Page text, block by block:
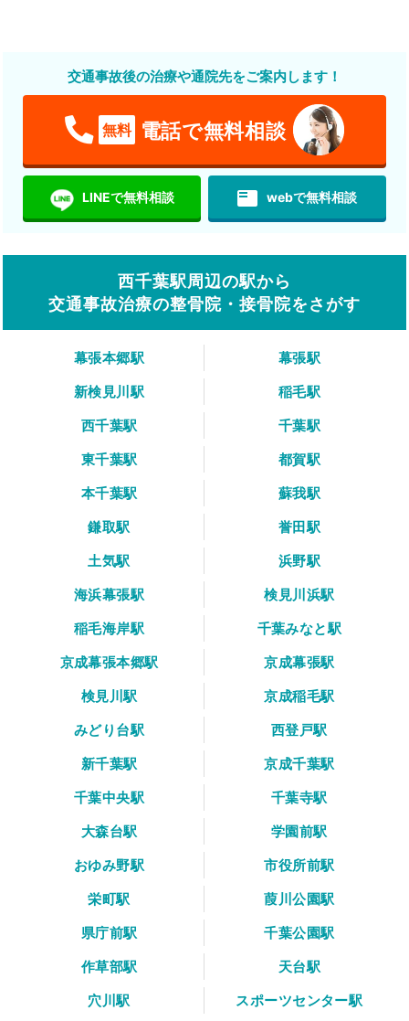
交通事故後の治療や通院先をご案内します！
無料 電話で無料相談
LINEで無料相談 featured_play_list webで無料相談
西千葉駅周辺の駅から
交通事故治療の整骨院・接骨院をさがす
幕張本郷駅
幕張駅
新検見川駅
稲毛駅
西千葉駅
千葉駅
東千葉駅
都賀駅
本千葉駅
蘇我駅
鎌取駅
誉田駅
土気駅
浜野駅
海浜幕張駅
検見川浜駅
稲毛海岸駅
千葉みなと駅
京成幕張本郷駅
京成幕張駅
検見川駅
京成稲毛駅
みどり台駅
西登戸駅
新千葉駅
京成千葉駅
千葉中央駅
千葉寺駅
大森台駅
学園前駅
おゆみ野駅
市役所前駅
栄町駅
葭川公園駅
県庁前駅
千葉公園駅
作草部駅
天台駅
穴川駅
スポーツセンター駅